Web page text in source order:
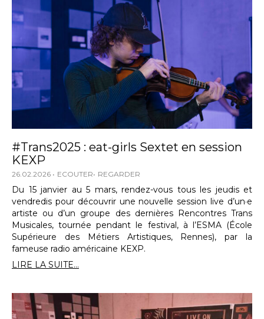
#Trans2025 : eat-girls Sextet en session
KEXP
26.02.2026 ECOUTER REGARDER
Du 15 janvier au 5 mars, rendez-vous tous les jeudis et
vendredis pour découvrir une nouvelle session live d’un·e
artiste ou d’un groupe des dernières Rencontres Trans
Musicales, tournée pendant le festival, à l’ESMA (École
Supérieure des Métiers Artistiques, Rennes), par la
fameuse radio américaine KEXP.
LIRE LA SUITE...